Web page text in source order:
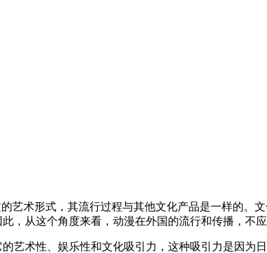
艺术形式，其流行过程与其他文化产品是一样的。
，从这个角度来看，动漫在外国的流行和传播，不应
艺术性、娱乐性和文化吸引力，这种吸引力是因